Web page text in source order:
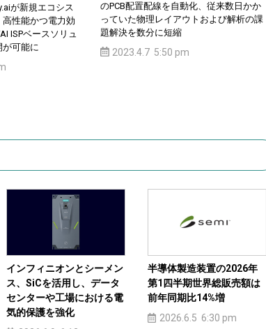
が新規エコシス
性能かつ電力効
ISPベースソリュ
が可能に
のPCB配置配線を自動化、従来数日かか
っていた物理レイアウトおよび解析の課
題解決を数分に短縮
2023.4.7 5:50 pm
インフィニオンとシーメン
ス、SiCを活用し、データ
センターや工場における電
気的保護を強化
半導体製造装置の2026年
第1四半期世界総販売額は
前年同期比14%増
2026.6.5 6:30 pm